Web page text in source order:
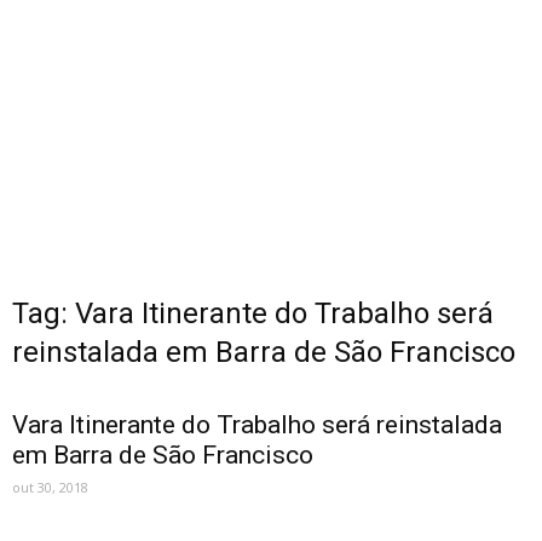
Tag: Vara Itinerante do Trabalho será
reinstalada em Barra de São Francisco
Vara Itinerante do Trabalho será reinstalada
em Barra de São Francisco
out 30, 2018